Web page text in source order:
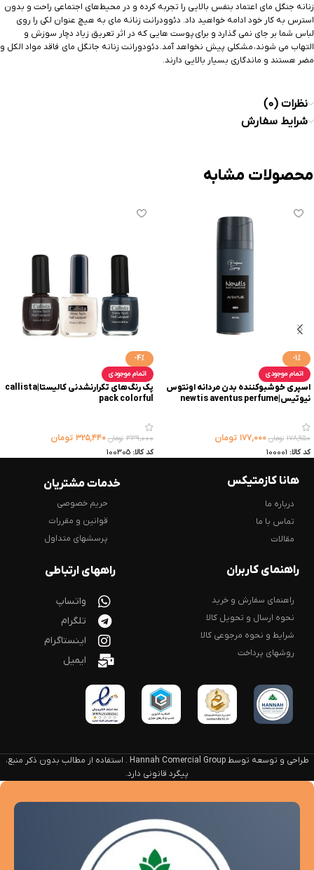
زنانه جنگل مای اعتماد بنفس بالایی را تجربه کرده و در محیط‌های اجتماعی راحت و بدون
استرس به کار خود ادامه خواهید داد. دئوودرانت زنانه مای به هیچ عنوان لکی را روی
لباس شما بر جای نمی گذارد و برای پوست هایی که در اثر تعریق زیاد دچار سوزش و
التهاب می شوند، مشکلی پیش نخواهد آمد. دئودورانت زنانه جانگل مای فاقد مواد الکل و
مضر هستند و ماندگاری بسیار بالایی دارند.
نظرات (0)
شرایط سفارش
محصولات مشابه
-1%
اتمام موجودی
اسپری خوشبوکننده بدن مردانه اونتوس
نیوتیس|newtis aventus perfume
۱۷۸,۹۵۰ تومان ۱۷۷,۰۰۰ تومان
کد کالا: 100001
-4%
اتمام موجودی
پک رنگ‌های تکرارنشدنی کالیستا|callista
pack colorful
۳۳۹,۰۰۰ تومان ۳۲۵,۴۴۰ تومان
کد کالا: 100305
هانا کازمتیکس
درباره ما
تماس با ما
مقالات
خدمات مشتریان
حریم خصوصی
قوانین و مقررات
پرسشهای متداول
راهنمای کاربران
راهنمای سفارش و خرید
نحوه ارسال و تحویل کالا
شرایط و نحوه مرجوعی کالا
روشهای پرداخت
راههای ارتباطی
واتساپ
تلگرام
اینستاگرام
ایمیل
طراحی و توسعه توسط Hannah Comercial Group . استفاده از مطالب بدون ذکر منبع،
پیگرد قانونی دارد.